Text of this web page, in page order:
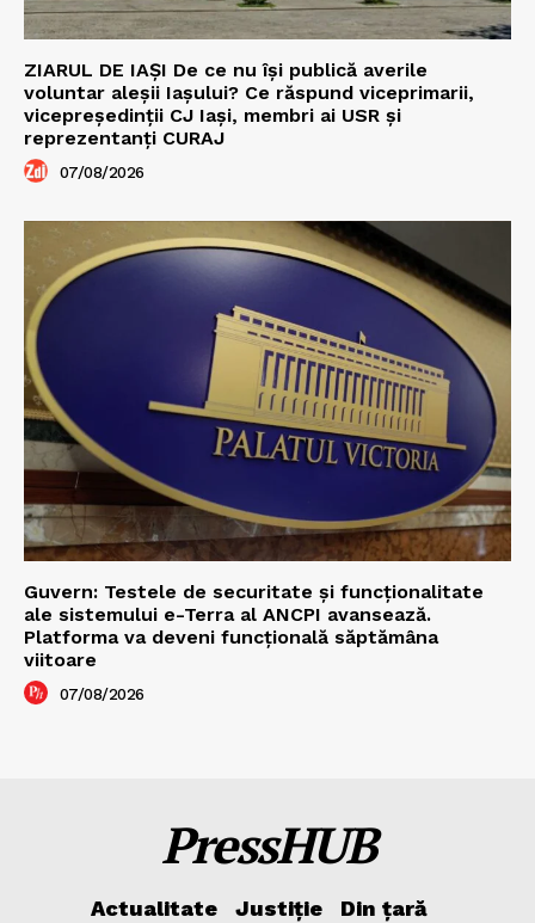
ZIARUL DE IAȘI De ce nu își publică averile
voluntar aleșii Iașului? Ce răspund viceprimarii,
vicepreședinții CJ Iași, membri ai USR și
reprezentanți CURAJ
07/08/2026
Guvern: Testele de securitate și funcționalitate
ale sistemului e-Terra al ANCPI avansează.
Platforma va deveni funcțională săptămâna
viitoare
07/08/2026
PressHUB
Actualitate Justiție
Din țară